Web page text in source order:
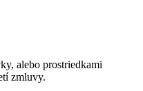
alebo prostriedkami
zmluvy.